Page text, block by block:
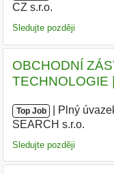
CZ s.r.o.
Sledujte později
OBCHODNÍ
TECHNOLOGIE
Top Job Plný
SEARCH s.r.o.
Sledujte později